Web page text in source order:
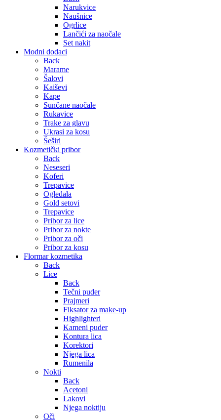
Narukvice
Naušnice
Ogrlice
Lančići za naočale
Set nakit
Modni dodaci
Back
Marame
Šalovi
Kaiševi
Kape
Sunčane naočale
Rukavice
Trake za glavu
Ukrasi za kosu
Šeširi
Kozmetički pribor
Back
Neseseri
Koferi
Trepavice
Ogledala
Gold setovi
Trepavice
Pribor za lice
Pribor za nokte
Pribor za oči
Pribor za kosu
Flormar kozmetika
Back
Lice
Back
Tečni puder
Prajmeri
Fiksator za make-up
Highlighteri
Kameni puder
Kontura lica
Korektori
Njega lica
Rumenila
Nokti
Back
Acetoni
Lakovi
Njega noktiju
Oči